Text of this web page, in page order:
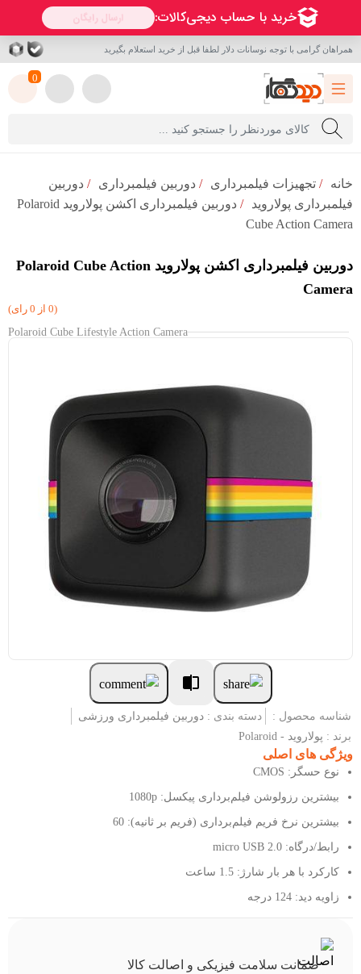
همراهان گرامی با توجه نوسانات دلار لطفا قبل از خرید استعلام بگیرید
0
خانه / تجهیزات فیلمبرداری / دوربین فیلمبرداری / دوربین
فیلمبرداری پولاروید /
دوربین فیلمبرداری اکشن پولاروید Polaroid
Cube Action Camera
دوربین فیلمبرداری اکشن پولاروید Polaroid Cube Action
Camera
(0 از 0 رای)
Polaroid Cube Lifestyle Action Camera
شناسه محصول : دسته بندی : دوربین فیلمبرداری ورزشی
برند : پولاروید - Polaroid
ویژگی های اصلی
نوع حسگر: CMOS
بیشترین رزولوشن فیلم‌برداری پیکسل: 1080p
بیشترین نرخ فریم فیلم‌برداری (فریم بر ثانیه): 60
رابط/درگاه: micro USB 2.0
کارکرد با هر بار شارژ: 1.5 ساعت
زاویه دید: 124 درجه
ضمانت سلامت فیزیکی و اصالت کالا